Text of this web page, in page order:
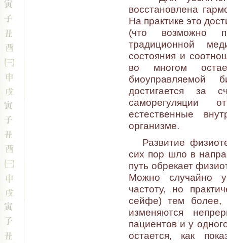
восстановлена
На практике это
(что возможно
традиционной
состояния и
во многом
биоуправляемой
достигается за
саморегуляции
естественные
организме.
Развитие
сих пор шло в
путь обрекает
Можно случайно
частоту, но
сейфе) тем более,
изменяются
пациентов и у
остается, как